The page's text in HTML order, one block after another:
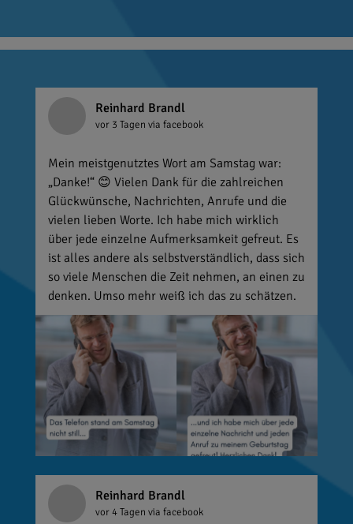
Reinhard Brandl
vor 3 Tagen via facebook
Mein meistgenutztes Wort am Samstag war:
„Danke!“ 😊 Vielen Dank für die zahlreichen
Glückwünsche, Nachrichten, Anrufe und die
vielen lieben Worte. Ich habe mich wirklich
über jede einzelne Aufmerksamkeit gefreut. Es
ist alles andere als selbstverständlich, dass sich
so viele Menschen die Zeit nehmen, an einen zu
denken. Umso mehr weiß ich das zu schätzen.
Reinhard Brandl
vor 4 Tagen via facebook